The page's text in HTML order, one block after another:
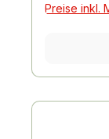
Preise inkl.